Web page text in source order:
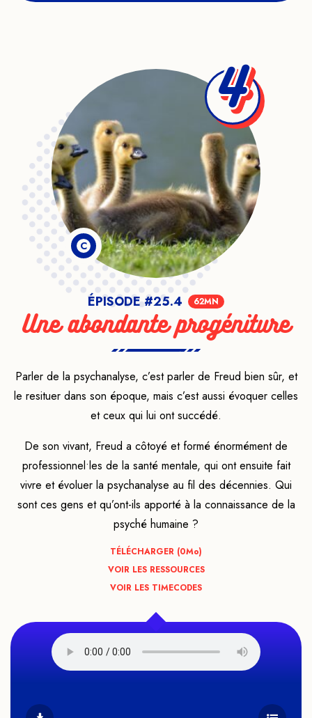
4
C
ÉPISODE #25.4 62MN
Une abondante progéniture
Parler de la psychanalyse, c’est parler de Freud bien sûr, et
le resituer dans son époque, mais c’est aussi évoquer celles
et ceux qui lui ont succédé.
De son vivant, Freud a côtoyé et formé énormément de
professionnel•les de la santé mentale, qui ont ensuite fait
vivre et évoluer la psychanalyse au fil des décennies. Qui
sont ces gens et qu’ont-ils apporté à la connaissance de la
psyché humaine ?
TÉLÉCHARGER (0Mo)
VOIR LES RESSOURCES
VOIR LES TIMECODES